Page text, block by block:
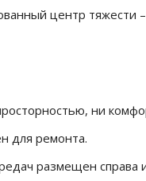
центр тяжести
ни
для ремонта.
размещен справа